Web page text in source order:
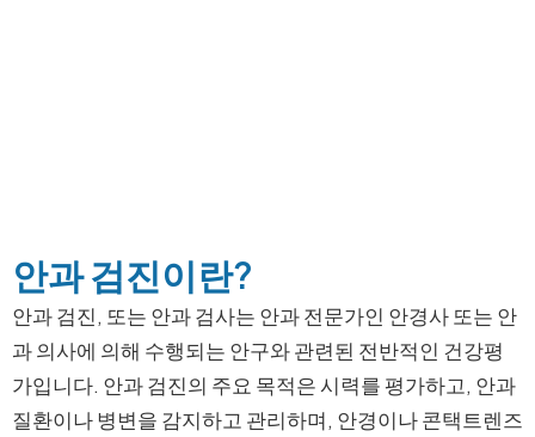
안과 검진이란?
안과 검진, 또는 안과 검사는 안과 전문가인 안경사 또는 안
과 의사에 의해 수행되는 안구와 관련된 전반적인 건강평
가입니다. 안과 검진의 주요 목적은 시력를 평가하고, 안과
질환이나 병변을 감지하고 관리하며, 안경이나 콘택트렌즈